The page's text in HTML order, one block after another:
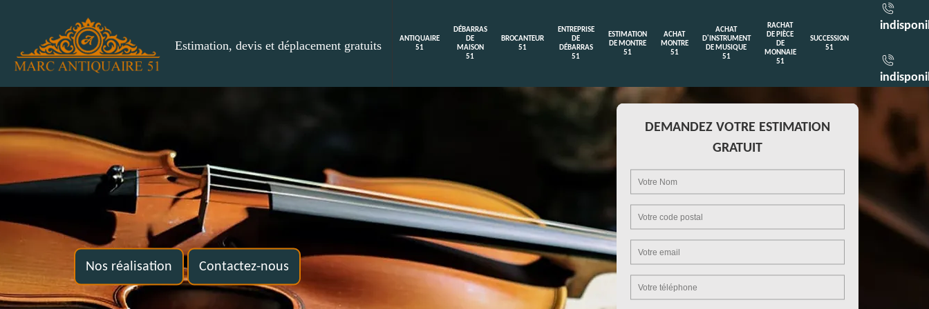
Estimation, devis et déplacement gratuits
ANTIQUAIRE
51
DÉBARRAS
DE
MAISON
51
BROCANTEUR
51
ENTREPRISE
DE
DÉBARRAS
51
ESTIMATION
DE MONTRE
51
ACHAT
MONTRE
51
ACHAT
D'INSTRUMENT
DE MUSIQUE
51
RACHAT
DE PIÈCE
DE
MONNAIE
51
SUCCESSION
51
Nos réalisation Contactez-nous
DEMANDEZ VOTRE ESTIMATION
GRATUIT